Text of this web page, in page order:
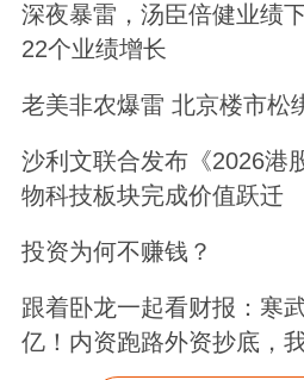
深夜暴雷，汤臣倍健业绩
22个业绩增长
老美非农爆雷 北京楼市松
沙利文联合发布《2026港
物科技板块完成价值跃迁
投资为何不赚钱？
跟着卧龙一起看财报：寒
亿！内资跑路外资抄底，